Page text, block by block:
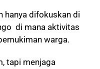
hanya difokuskan di
di mana aktivitas
warga.
tapi menjaga